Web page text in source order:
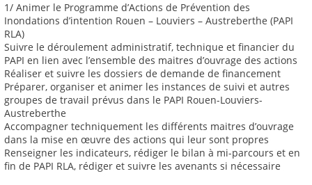
1/ Animer le Programme d’Actions de Prévention des
Inondations d’intention Rouen – Louviers – Austreberthe (PAPI
RLA)
Suivre le déroulement administratif, technique et financier du
PAPI en lien avec l’ensemble des maitres d’ouvrage des actions
Réaliser et suivre les dossiers de demande de financement
Préparer, organiser et animer les instances de suivi et autres
groupes de travail prévus dans le PAPI Rouen-Louviers-
Austreberthe
Accompagner techniquement les différents maitres d’ouvrage
dans la mise en œuvre des actions qui leur sont propres
Renseigner les indicateurs, rédiger le bilan à mi-parcours et en
fin de PAPI RLA, rédiger et suivre les avenants si nécessaire